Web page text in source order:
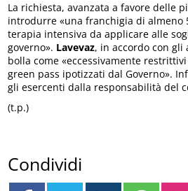
La richiesta, avanzata a favore delle
introdurre «una franchigia di almeno
terapia intensiva da applicare alle
governo». Lavevaz, in accordo con
bolla come «eccessivamente
green pass ipotizzati dal Governo».
gli esercenti dalla responsabilità del
(t.p.)
Condividi